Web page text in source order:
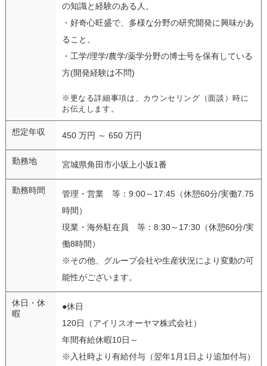
の知識と経験のある人。
・好奇心旺盛で、多様な分野の研究開発に興味があ
ること。
・工学/理学/農学/薬学分野の博士号を保有している
方(開発経験は不問)
※更なる詳細事項は、カウンセリング（面談）時に
お伝えします。
想定年収 450 万円 ～ 650 万円
勤務地 宮城県角田市小坂上小坂1番
勤務時間
管理・営業 等：9:00～17:45（休憩60分/実働7.75
時間）
現業・海外駐在員 等：8:30～17:30（休憩60分/実
働8時間）
※その他、グループ会社や生産状況により変動の可
能性がございます。
休日・休
暇
●休日
120日（アイリスオーヤマ株式会社）
年間有給休暇10日～
※入社時より有給付与（翌年1月1日より追加付与）